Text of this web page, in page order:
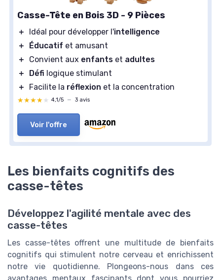
Casse-Tête en Bois 3D - 9 Pièces
＋ Idéal pour développer l'intelligence
＋
Éducatif et amusant
＋
Convient aux enfants et adultes
＋
Défi logique stimulant
＋
Facilite la réflexion et la concentration
★★★★★
★★★★★ 4,1/5 — 3 avis
Voir l'offre
Les bienfaits cognitifs des
casse-têtes
Développez l'agilité mentale avec des
casse-têtes
Les casse-têtes offrent une multitude de bienfaits
cognitifs qui stimulent notre cerveau et enrichissent
notre vie quotidienne. Plongeons-nous dans ces